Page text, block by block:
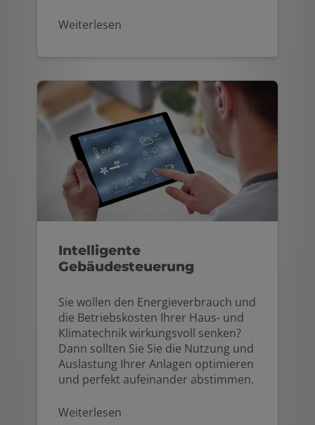
Weiterlesen
Intelligente
Gebäudesteuerung
Sie wollen den Energieverbrauch und
die Betriebskosten Ihrer Haus- und
Klimatechnik wirkungsvoll senken?
Dann sollten Sie Sie die Nutzung und
Auslastung Ihrer Anlagen optimieren
und perfekt aufeinander abstimmen.
Weiterlesen